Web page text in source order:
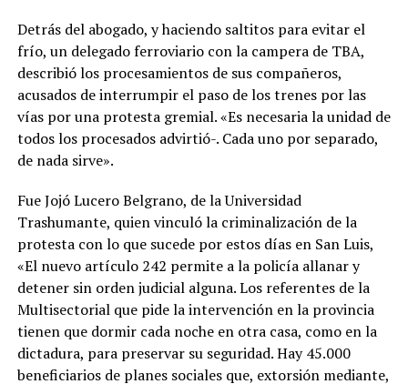
Detrás del abogado, y haciendo saltitos para evitar el
frío, un delegado ferroviario con la campera de TBA,
describió los procesamientos de sus compañeros,
acusados de interrumpir el paso de los trenes por las
vías por una protesta gremial. «Es necesaria la unidad de
todos los procesados advirtió-. Cada uno por separado,
de nada sirve».
Fue Jojó Lucero Belgrano, de la Universidad
Trashumante, quien vinculó la criminalización de la
protesta con lo que sucede por estos días en San Luis,
«El nuevo artículo 242 permite a la policía allanar y
detener sin orden judicial alguna. Los referentes de la
Multisectorial que pide la intervención en la provincia
tienen que dormir cada noche en otra casa, como en la
dictadura, para preservar su seguridad. Hay 45.000
beneficiarios de planes sociales que, extorsión mediante,